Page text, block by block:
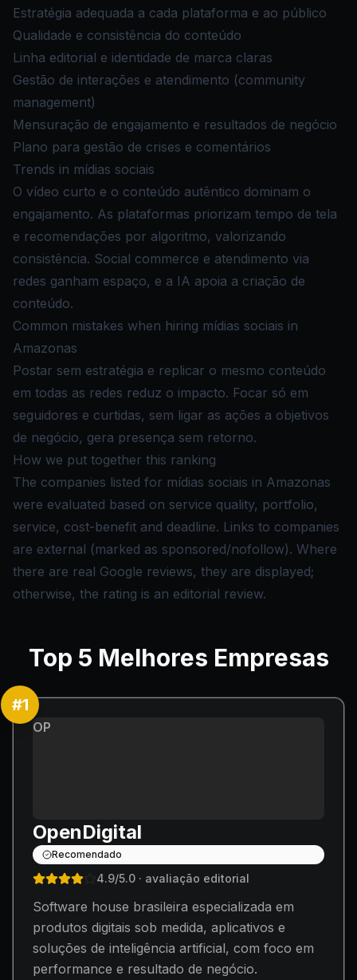
Estratégia adequada a cada plataforma e ao público
Qualidade e consistência do conteúdo
Linha editorial e identidade de marca claras
Gestão de interações e atendimento (community
management)
Mensuração de engajamento e resultados de negócio
Plano para gestão de crises e comentários
Trends in mídias sociais
O vídeo curto e o conteúdo autêntico dominam o
engajamento. As plataformas priorizam tempo de tela
e recomendações por algoritmo, valorizando
consistência. Social commerce e atendimento via
redes ganham espaço, e a IA apoia a criação de
conteúdo.
Common mistakes when hiring mídias sociais in
Amazonas
Postar sem estratégia e replicar o mesmo conteúdo
em todas as redes reduz o impacto. Focar só em
seguidores e curtidas, sem ligar as ações a objetivos
de negócio, gera presença sem retorno.
How we put together this ranking
The companies listed for mídias sociais in Amazonas
were evaluated based on service quality, portfolio,
service, cost-benefit and deadline. Links to companies
are external (marked as sponsored/nofollow). Where
there are real Google reviews, they are displayed;
otherwise, the rating is an editorial review.
Top 5 Melhores Empresas
#1
OP
OpenDigital
Recomendado
4.9/5.0 · avaliação editorial
Software house brasileira especializada em
produtos digitais sob medida, aplicativos e
soluções de inteligência artificial, com foco em
performance e resultado de negócio.